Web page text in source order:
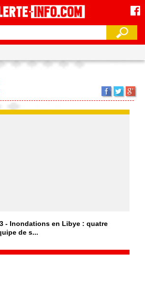
- Inondations en Libye : quatre
de s...